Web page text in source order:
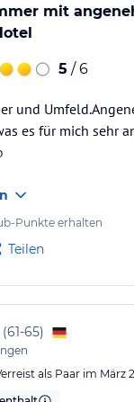
mit
5 / 6
und
es für mich sehr
Punkte erhalten
Teilen
(61-65)
als Paar im März